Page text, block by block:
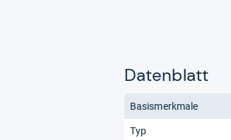
Datenblatt
Basismerkmale
Typ